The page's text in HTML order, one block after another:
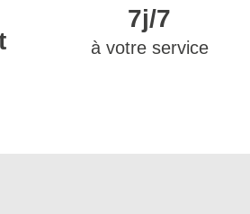
7j/7
à votre service